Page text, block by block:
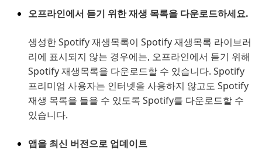
오프라인에서 듣기 위한 재생 목록을 다운로드하세요.
생성한 Spotify 재생목록이 Spotify 재생목록 라이브러
리에 표시되지 않는 경우에는, 오프라인에서 듣기 위해
Spotify 재생목록을 다운로드할 수 있습니다. Spotify
프리미엄 사용자는 인터넷을 사용하지 않고도 Spotify
재생 목록을 들을 수 있도록 Spotify를 다운로드할 수
있습니다.
앱을 최신 버전으로 업데이트